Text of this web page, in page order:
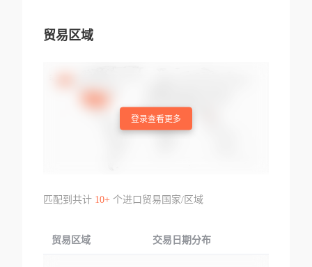
贸易区域
登录查看更多
匹配到共计 10+个进口贸易国家/区域
贸易区域 交易日期分布